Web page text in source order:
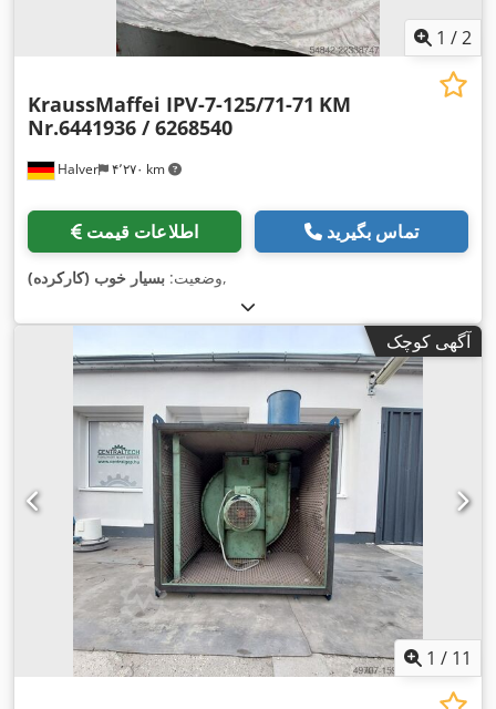
1 /2
Halver ۴٬۲۷۰ km
KraussMaffei IPV-7-125/71-71 KM
Nr.6441936 / 6268540
اطلاعات قیمت تماس بگیرید
وضعیت: بسیار خوب (کارکرده) ,
آگهی کوچک
1 / 11